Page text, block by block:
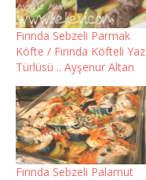
Fırında Sebzeli Parmak
Köfte / Fırında Köfteli Yaz
Türlüsü .. Ayşenur Altan
Fırında Sebzeli Palamut